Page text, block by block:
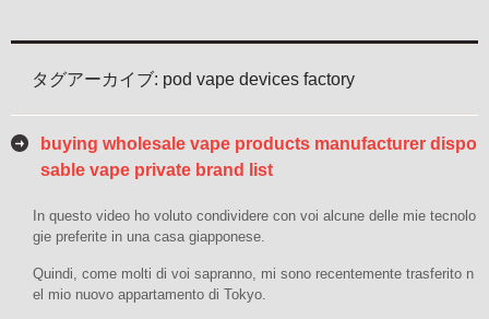
タグアーカイブ: pod vape devices factory
buying wholesale vape products manufacturer dispo
sable vape private brand list
In questo video ho voluto condividere con voi alcune delle mie tecnolo
gie preferite in una casa giapponese.
Quindi, come molti di voi sapranno, mi sono recentemente trasferito n
el mio nuovo appartamento di Tokyo.